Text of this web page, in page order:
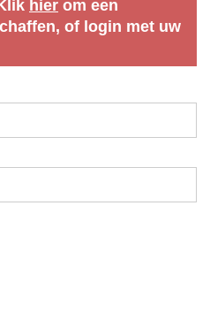
hier om een
of login met uw